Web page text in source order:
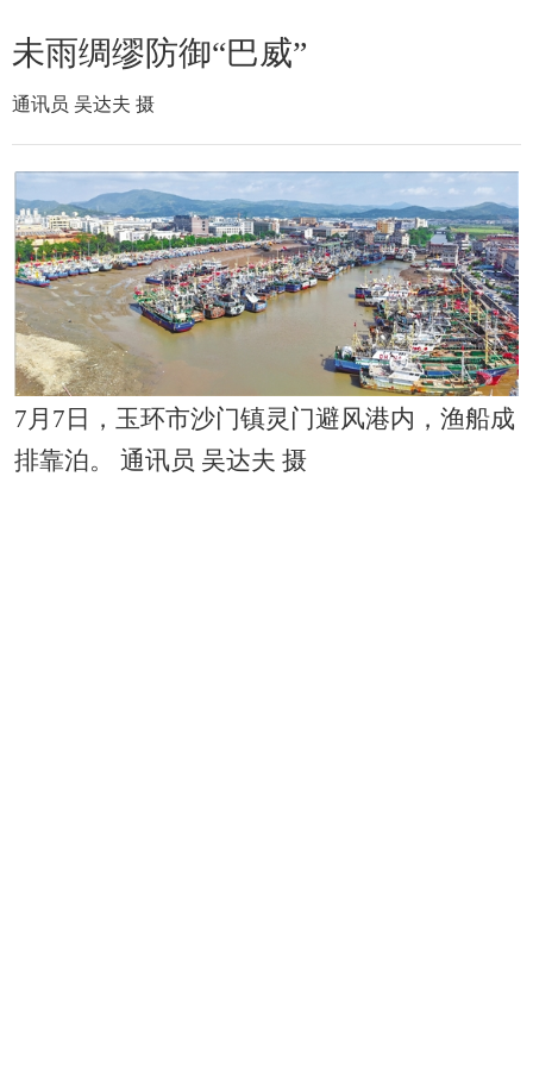
未雨绸缪防御“巴威”
通讯员 吴达夫 摄
7月7日，玉环市沙门镇灵门避风港内，渔船成
排靠泊。 通讯员 吴达夫 摄